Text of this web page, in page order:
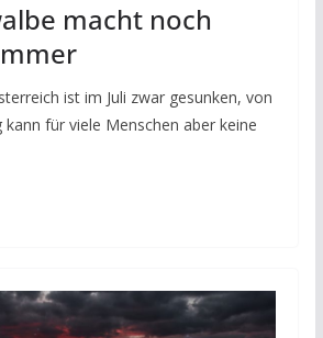
macht noch
ist im Juli zwar gesunken, von
für viele Menschen aber keine